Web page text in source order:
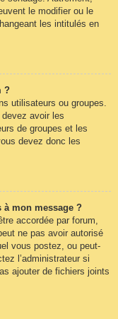
le modifier ou le
les intitulés en
?
utilisateurs ou groupes.
avoir les
de groupes et les
devez donc les
mon message ?
accordée par forum,
ne pas avoir autorisé
vous postez, ou peut-
l’administrateur si
ajouter de fichiers joints